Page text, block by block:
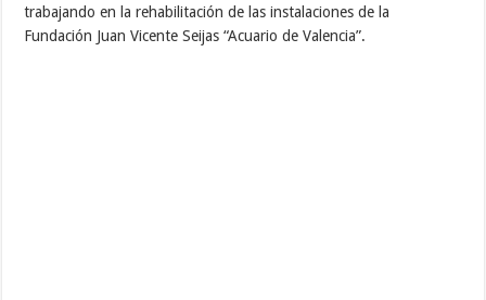
trabajando en la rehabilitación de las instalaciones de la
Fundación Juan Vicente Seijas “Acuario de Valencia”.